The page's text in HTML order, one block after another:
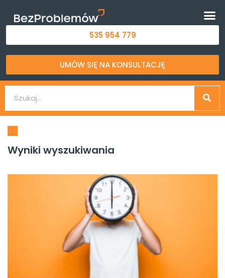
535 954 779
UMÓW SIĘ NA KONSULTACJĘ
Wyniki wyszukiwania